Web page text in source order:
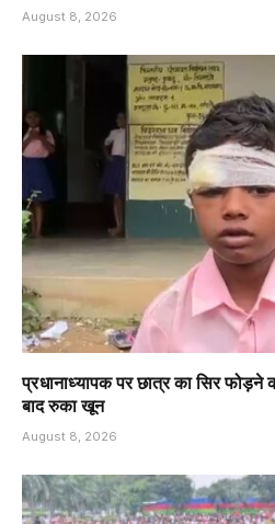
August 8, 2026
प्रधानाध्यापक पर छात्र का सिर
बाद रुका खून
August 8, 2026